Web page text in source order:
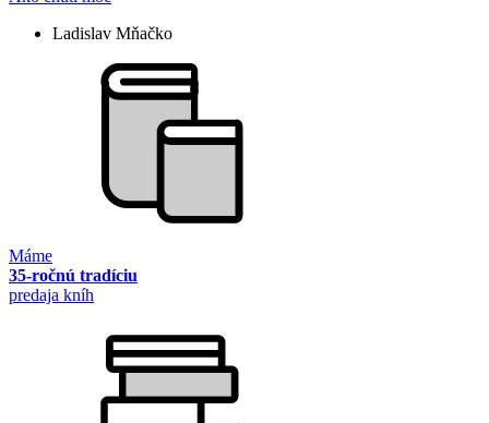
Ladislav Mňačko
Máme
35-ročnú tradíciu
predaja kníh